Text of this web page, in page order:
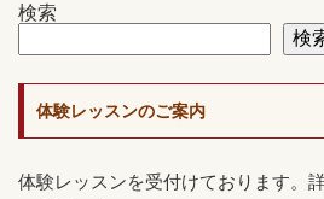
検索
検
体験レッスンのご案内
体験レッスンを受付けております。